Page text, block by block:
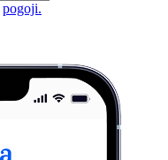
pogoji.